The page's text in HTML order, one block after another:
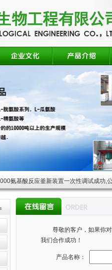
氨基酸反应釜新装置一次性调试成功,
尊敬的客户，如果你对
我们合作成功！
产品名称：